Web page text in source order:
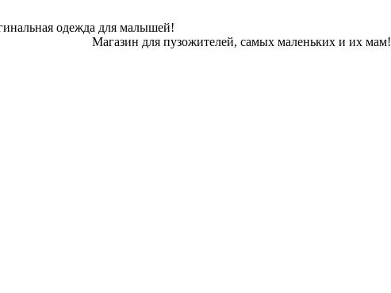
одежда для малышей!
Магазин для пузожителей, самых маленьких и их мам!